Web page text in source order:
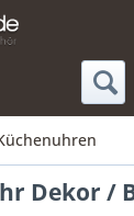
Dekor /